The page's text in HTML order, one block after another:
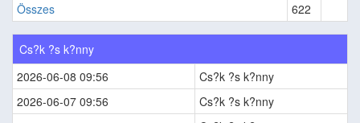
Összes
622
Cs?k ?s k?nny
2026-06-08 09:56
Cs?k ?s k?nny
2026-06-07 09:56
Cs?k ?s k?nny